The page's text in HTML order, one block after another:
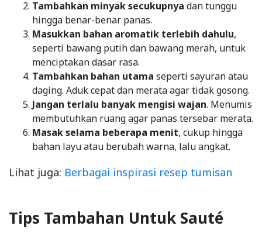
Tambahkan minyak secukupnya dan tunggu
hingga benar-benar panas.
Masukkan bahan aromatik terlebih dahulu,
seperti bawang putih dan bawang merah, untuk
menciptakan dasar rasa.
Tambahkan bahan utama seperti sayuran atau
daging. Aduk cepat dan merata agar tidak gosong.
Jangan terlalu banyak mengisi wajan. Menumis
membutuhkan ruang agar panas tersebar merata.
Masak selama beberapa menit, cukup hingga
bahan layu atau berubah warna, lalu angkat.
Lihat juga: Berbagai inspirasi resep tumisan
Tips Tambahan Untuk Sauté